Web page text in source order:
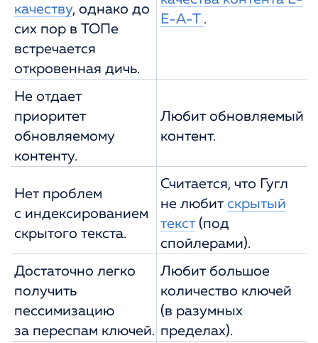
качеству, однако до
сих пор в ТОПе
встречается
откровенная дичь.
E-A-T .
Не отдает
приоритет
обновляемому
контенту.
Любит обновляемый
контент.
Нет проблем
с индексированием
скрытого текста.
Считается, что Гугл
не любит скрытый
текст (под
спойлерами).
Достаточно легко
получить
пессимизацию
за переспам ключей.
Любит большое
количество ключей
(в разумных
пределах).